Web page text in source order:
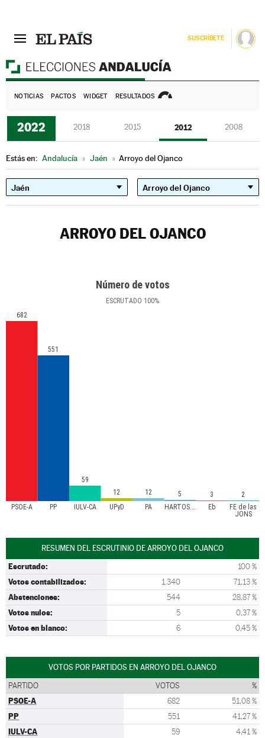
SUSCRÍBETE
NOTICIAS PACTOS WIDGET RESULTADOS
2022 2018 2015 2012 2008
Estás en: Andalucía » Jaén » Arroyo del Ojanco
ARROYO DEL OJANCO
Número de votos
ESCRUTADO 100%
PSOE-A PP IULV-CA UPyD PA HARTOS.org Eb
FE de las
JONS
682
551
59
12
12 5 3 2
RESUMEN DEL ESCRUTINIO DE ARROYO DEL OJANCO
Escrutado: 100 %
Votos contabilizados: 1.340 71,13 %
Abstenciones: 544 28,87 %
Votos nulos: 5 0,37 %
Votos en blanco: 6 0,45 %
VOTOS POR PARTIDOS EN ARROYO DEL OJANCO
PARTIDO VOTOS %
PSOE-A 682 51,08 %
PP 551 41,27 %
IULV-CA 59 4,41 %